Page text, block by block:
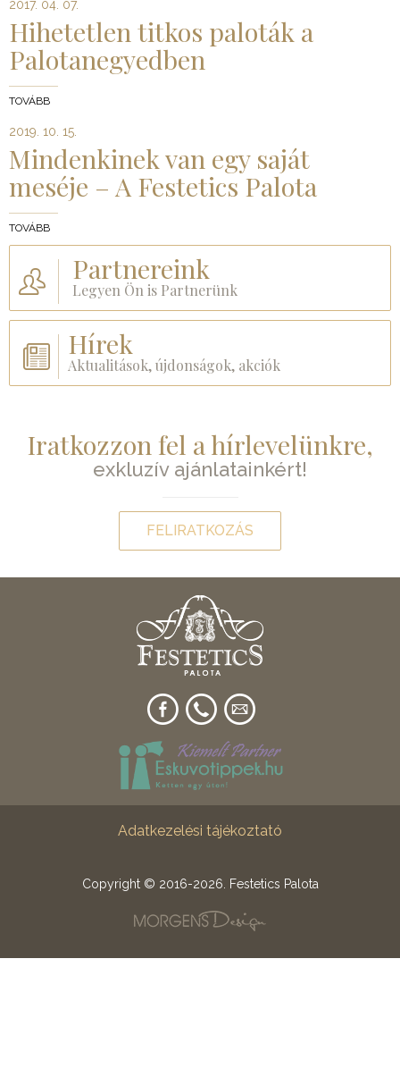
2017. 04. 07.
Hihetetlen titkos paloták a
Palotanegyedben
TOVÁBB
2019. 10. 15.
Mindenkinek van egy saját
meséje – A Festetics Palota
TOVÁBB
Partnereink
Legyen Ön is Partnerünk
Hírek
Aktualitások, újdonságok, akciók
Iratkozzon fel a hírlevelünkre,
exkluzív ajánlatainkért!
FELIRATKOZÁS
Adatkezelési tájékoztató
Copyright © 2016-2026. Festetics Palota